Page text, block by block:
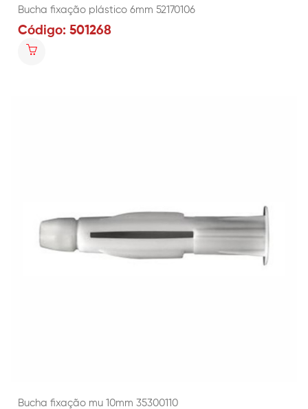
Bucha fixação plástico 6mm 52170106
Código: 501268
Bucha fixação mu 10mm 35300110